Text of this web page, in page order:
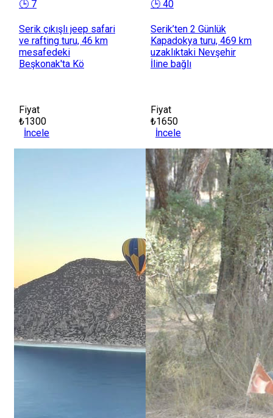
🕒 7
Serik çıkışlı jeep safari
ve rafting turu, 46 km
mesafedeki
Beşkonak'ta Kö
Fiyat
₺1300
İncele
🕒 40
Serik’ten 2 Günlük
Kapadokya turu, 469 km
uzaklıktaki Nevşehir
İline bağlı
Fiyat
₺1650
İncele